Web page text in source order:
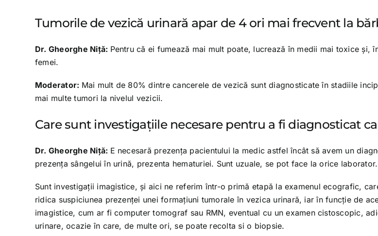
Tumorile de vezică urinară apar de 4 ori mai frecvent la
Dr. Gheorghe Niţă: Pentru că ei fumează mai mult poate, lucrează în medii mai toxice şi,
femei.
Moderator: Mai mult de 80% dintre cancerele de vezică sunt diagnosticate în stadiile
mai multe tumori la nivelul vezicii.
Care sunt investigaţiile necesare pentru a fi diagnosticat
Dr. Gheorghe Niţă: E necesară prezenţa pacientului la medic astfel încât să avem un
prezenţa sângelui în urină, prezenta hematuriei. Sunt uzuale, se pot face la orice laborator.
Sunt investigaţii imagistice, şi aici ne referim într-o primă etapă la examenul ecografic,
ridica suspiciunea prezenţei unei formaţiuni tumorale în vezica urinară, iar în funcţie de
imagistice, cum ar fi computer tomograf sau RMN, eventual cu un examen cistoscopic,
urinare, ocazie în care, de multe ori, se poate recolta si o biopsie.